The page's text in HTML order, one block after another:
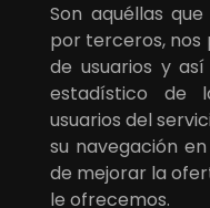
Son aquéllas
por terceros,
de usuarios y
estadístico de
usuarios del
su navegación
de mejorar la
le ofrecemos.